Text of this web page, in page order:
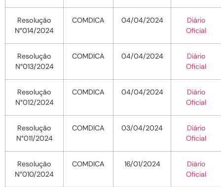
Resolução
N°014/2024
COMDICA 04/04/2024
Diário
Oficial
Resolução
N°013/2024
COMDICA 04/04/2024
Diário
Oficial
Resolução
N°012/2024
COMDICA 04/04/2024
Diário
Oficial
Resolução
N°011/2024
COMDICA 03/04/2024
Diário
Oficial
Resolução
N°010/2024
COMDICA 16/01/2024
Diário
Oficial